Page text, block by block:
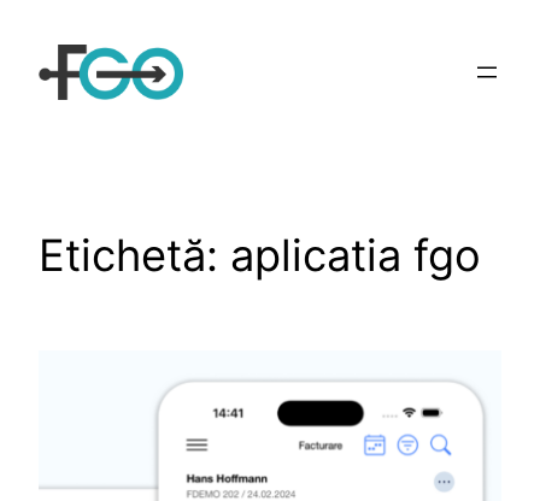
conținut
Etichetă: aplicatia fgo